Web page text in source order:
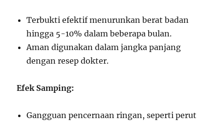
Terbukti efektif menurunkan berat badan
hingga 5-10% dalam beberapa bulan.
Aman digunakan dalam jangka panjang
dengan resep dokter.
Efek Samping:
Gangguan pencernaan ringan, seperti perut